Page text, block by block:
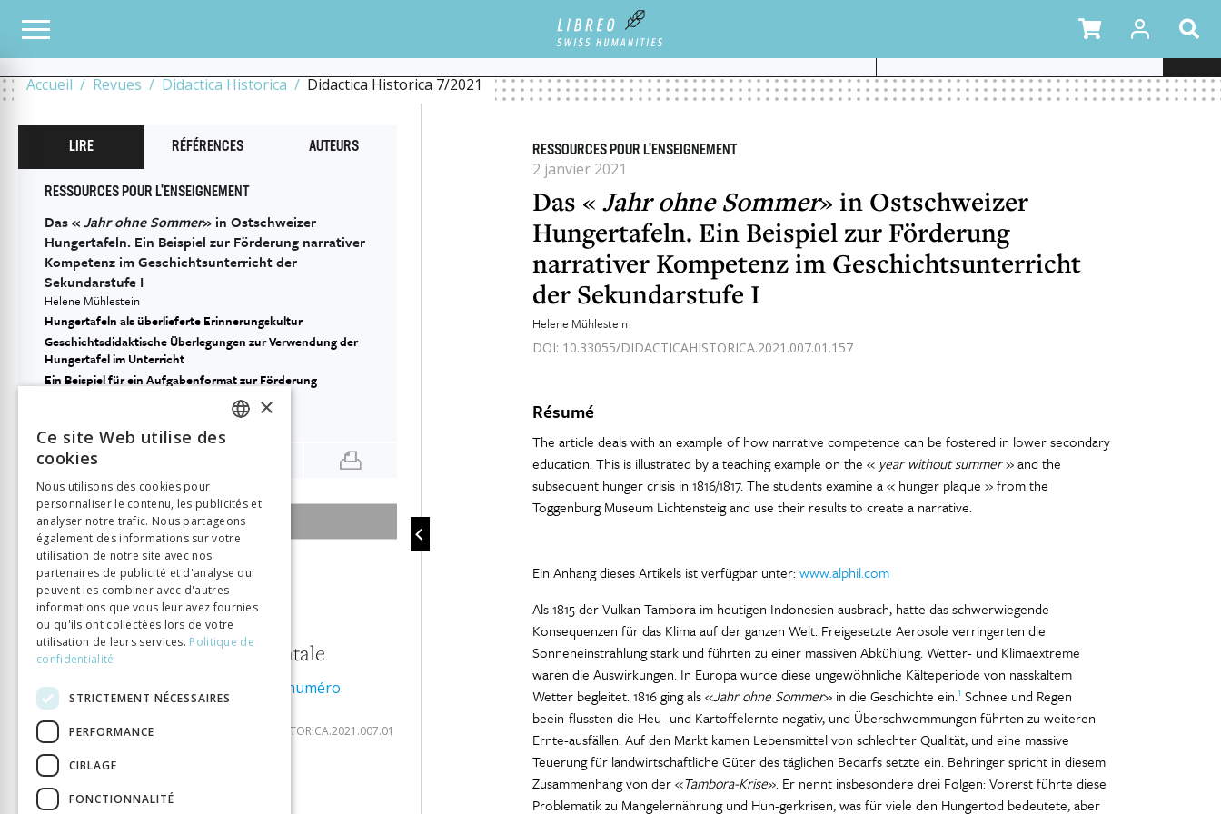
Accueil Revues Didactica Historica Didactica Historica 7/2021
TOUS LES NUMÉROS
DAS « JAHR OHNE SOMMER» IN OSTSCHWEIZER HUNGERTAFELN. EIN BEISPIEL ZUR FÖRDERUNG NARRATIVER
RESSOURCES POUR L'ENSEIGNEMENT
2 janvier 2021
Das « Jahr ohne Sommer» in Ostschweizer
Hungertafeln. Ein Beispiel zur Förderung
narrativer Kompetenz im Geschichtsunterricht
der Sekundarstufe I
Helene Mühlestein
DOI: 10.33055/DIDACTICAHISTORICA.2021.007.01.157
Résumé
The article deals with an example of how narrative competence can be fostered in lower secondary
education. This is illustrated by a teaching example on the « year without summer» and the
subsequent hunger crisis in 1816/1817. The students examine a « hunger plaque » from the
Toggenburg Museum Lichtensteig and use their results to create a narrative.
Ein Anhang dieses Artikels ist verfügbar unter:www.alphil.com
Als 1815 der Vulkan Tambora im heutigen Indonesien ausbrach, hatte das schwerwiegende
Konsequenzen für das Klima auf der ganzen Welt. Freigesetzte Aerosole verringerten die
Sonneneinstrahlung stark und führten zu einer massiven Abkühlung. Wetter- und Klimaextreme
waren die Auswirkungen. In Europa wurde diese ungewöhnliche Kälteperiode von nasskaltem
Wetter begleitet. 1816 ging als «Jahr ohne Sommer» in die Geschichte ein.1 Schnee und Regen
beein-flussten die Heu- und Kartoffelernte negativ, und Überschwemmungen führten zu weiteren
Ernte-ausfällen. Auf den Markt kamen Lebensmittel von schlechter Qualität, und eine massive
Teuerung für landwirtschaftliche Güter des täglichen Bedarfs setzte ein. Behringer spricht in diesem
Zusammenhang von der «Tambora-Krise». Er nennt insbesondere drei Folgen: Vorerst führte diese
Problematik zu Mangelernährung und Hun-gerkrisen, was für viele den Hungertod bedeutete, aber
LIRE RÉFÉRENCES AUTEURS
RESSOURCES POUR L'ENSEIGNEMENT
Das «Jahr ohne Sommer» in Ostschweizer
Hungertafeln. Ein Beispiel zur Förderung narrativer
Kompetenz im Geschichtsunterricht der
Sekundarstufe I
Helene Mühlestein
Hungertafeln als überlieferte Erinnerungskultur
Geschichtsdidaktische Überlegungen zur Verwendung der
Hungertafel im Unterricht
Ein Beispiel für ein Aufgabenformat zur Förderung
SOMMAIRE DU NUMÉRO
2 janvier 2021
7
Histoire
environnementale
Télécharger le numéro
ISSN:2297-7465
10.33055/DIDACTICAHISTORICA.2021.007.01
DIDACTICA VII/2021
ITALIAN
×
Ce site Web utilise des
cookies
Nous utilisons des cookies pour
personnaliser le contenu, les publicités et
analyser notre trafic. Nous partageons
également des informations sur votre
utilisation de notre site avec nos
partenaires de publicité et d'analyse qui
peuvent les combiner avec d'autres
informations que vous leur avez fournies
ou qu'ils ont collectées lors de votre
utilisation de leurs services. Politique de
confidentialité
STRICTEMENT NÉCESSAIRES
PERFORMANCE
CIBLAGE
FONCTIONNALITÉ